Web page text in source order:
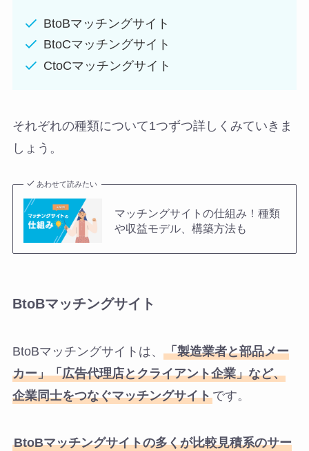
BtoBマッチングサイト
BtoCマッチングサイト
CtoCマッチングサイト
それぞれの種類について1つずつ詳しくみていきま
しょう。
あわせて読みたい
マッチングサイトの仕組み！種類
や収益モデル、構築方法も
BtoBマッチングサイト
BtoBマッチングサイトは、 「製造業者と部品メー
カー」「広告代理店とクライアント企業」など、
企業同士をつなぐマッチングサイトです。
BtoBマッチングサイトの多くが比較見積系のサー